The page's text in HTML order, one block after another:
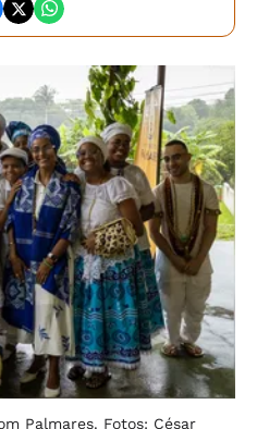
Palmares. Fotos: César